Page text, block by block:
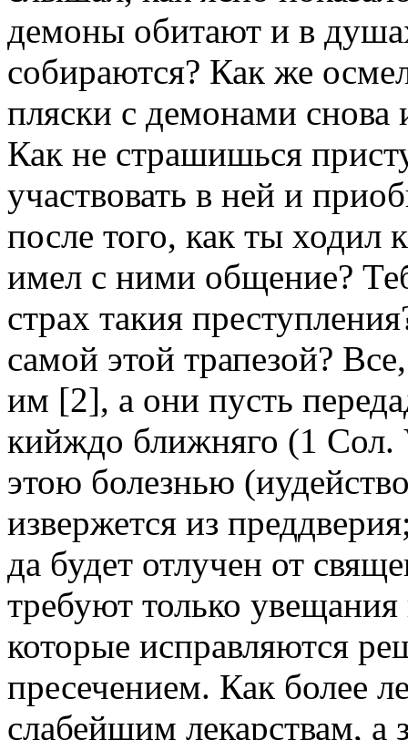
демоны обитают и в
собираются? Как же
пляски с демонами снова
Как не страшишься
участвовать в ней и
после того, как ты
имел с ними общение?
страх такия
самой этой трапезой?
им [2], а они пусть
кийждо ближняго (1
этою болезнью
извержется из
да будет отлучен от
требуют только увещания
которые исправляются
пресечением. Как более
слабейшим лекарствам,